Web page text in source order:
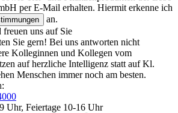
per E-Mail erhalten. Hiermit erkenne ich
an.
uns auf Sie
Sie gern! Bei uns antworten nicht
Kolleginnen und Kollegen vom
auf herzliche Intelligenz statt auf Kl.
Menschen immer noch am besten.
Uhr, Feiertage 10-16 Uhr